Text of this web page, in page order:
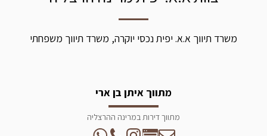
משרד תיווך א.א. יפית נכסי יוקרה, משרד תיווך משפחתי
מתווך איתן בן ארי
מתווך דירות במרינה ההרצליה